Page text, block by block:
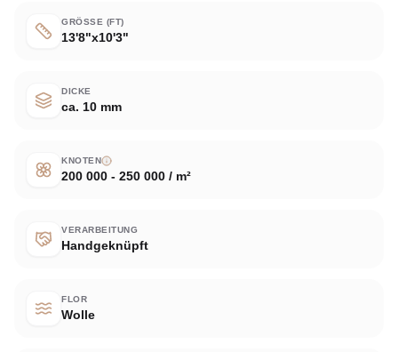
GRÖSSE (FT)
13'8"x10'3"
DICKE
ca. 10 mm
KNOTEN
200 000 - 250 000 / m²
VERARBEITUNG
Handgeknüpft
FLOR
Wolle